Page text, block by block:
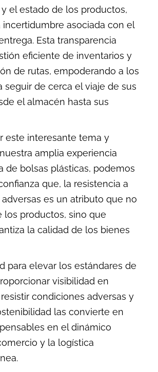
el estado de los productos,
incertidumbre asociada con el
Esta transparencia
eficiente de inventarios y
de rutas, empoderando a los
seguir de cerca el viaje de sus
el almacén hasta sus
este interesante tema y
amplia experiencia
de bolsas plásticas, podemos
que, la resistencia a
es un atributo que no
los productos, sino que
la calidad de los bienes
para elevar los estándares de
visibilidad en
condiciones adversas y
las convierte en
en el dinámico
y la logística